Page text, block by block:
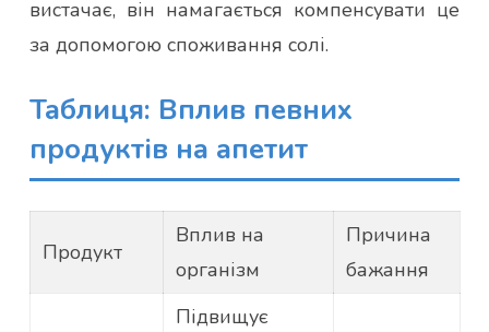
вистачає, він намагається компенсувати це
за допомогою споживання солі.
Таблиця: Вплив певних
продуктів на апетит
Продукт
Вплив на
організм
Причина
бажання
Підвищує